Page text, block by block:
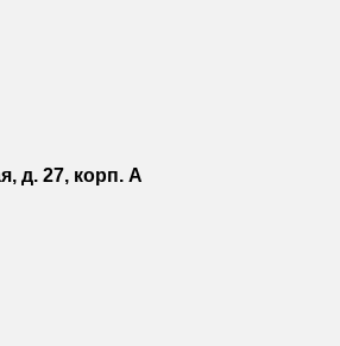
д. 27, корп. А